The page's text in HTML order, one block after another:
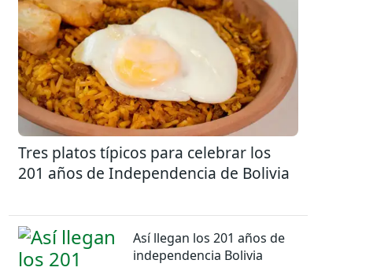
Tres platos típicos para celebrar los
201 años de Independencia de Bolivia
Así llegan los 201 años de
independencia Bolivia